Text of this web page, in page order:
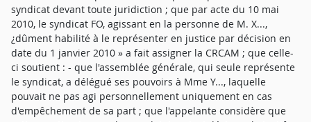
syndicat devant toute juridiction ; que par acte du 10 mai
2010, le syndicat FO, agissant en la personne de M. X...,
¿dûment habilité à le représenter en justice par décision en
date du 1 janvier 2010 » a fait assigner la CRCAM ; que celle-
ci soutient : - que l'assemblée générale, qui seule représente
le syndicat, a délégué ses pouvoirs à Mme Y..., laquelle
pouvait ne pas agi personnellement uniquement en cas
d'empêchement de sa part ; que l'appelante considère que